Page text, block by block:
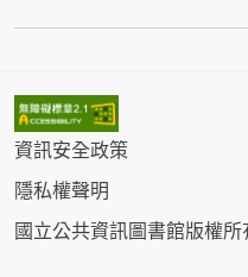
資訊安全政策
隱私權聲明
國立公共資訊圖書館版權所